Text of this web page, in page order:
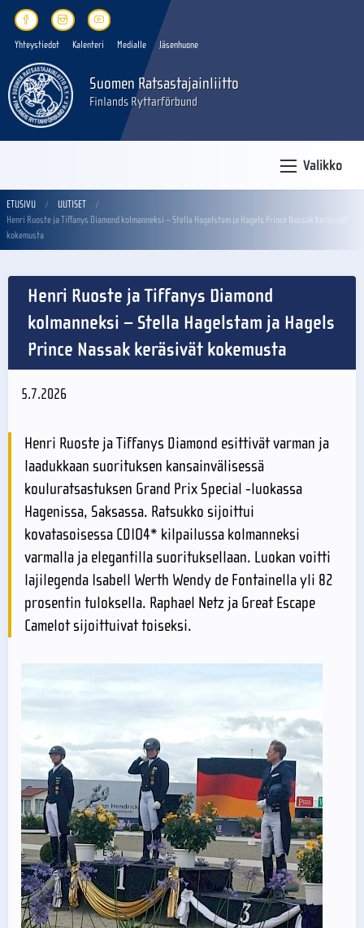
Yhteystiedot Kalenteri Medialle Jäsenhuone
Suomen Ratsastajainliitto
Finlands Ryttarförbund
Valikko
ETUSIVU
UUTISET
Henri Ruoste ja Tiffanys Diamond kolmanneksi – Stella Hagelstam ja Hagels Prince Nassak keräsivät
kokemusta
Henri Ruoste ja Tiffanys Diamond
kolmanneksi – Stella Hagelstam ja Hagels
Prince Nassak keräsivät kokemusta
5.7.2026
Henri Ruoste ja Tiffanys Diamond esittivät varman ja
laadukkaan suorituksen kansainvälisessä
kouluratsastuksen Grand Prix Special -luokassa
Hagenissa, Saksassa. Ratsukko sijoittui
kovatasoisessa CDIO4* kilpailussa kolmanneksi
varmalla ja elegantilla suorituksellaan. Luokan voitti
lajilegenda Isabell Werth Wendy de Fontainella yli 82
prosentin tuloksella. Raphael Netz ja Great Escape
Camelot sijoittuivat toiseksi.